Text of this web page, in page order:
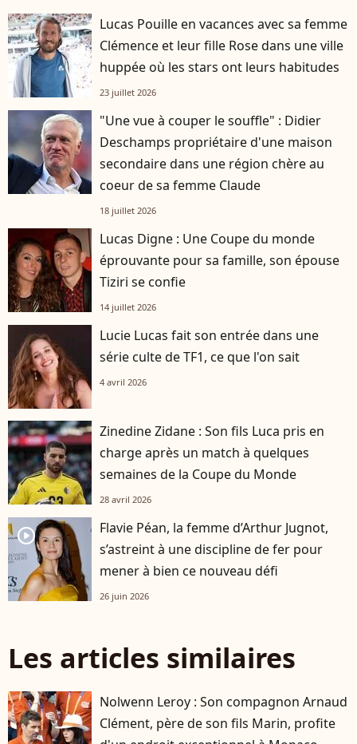
Lucas Pouille en vacances avec sa femme
Clémence et leur fille Rose dans une ville
huppée où les stars ont leurs habitudes
23 juillet 2026
"Une vue à couper le souffle" : Didier
Deschamps propriétaire d'une maison
secondaire dans une région chère au
coeur de sa femme Claude
18 juillet 2026
Lucas Digne : Une Coupe du monde
éprouvante pour sa famille, son épouse
Tiziri se confie
14 juillet 2026
Lucie Lucas fait son entrée dans une
série culte de TF1, ce que l'on sait
4 avril 2026
Zinedine Zidane : Son fils Luca pris en
charge après un match à quelques
semaines de la Coupe du Monde
28 avril 2026
player2
Flavie Péan, la femme d’Arthur Jugnot,
s’astreint à une discipline de fer pour
mener à bien ce nouveau défi
26 juin 2026
Les articles similaires
Nolwenn Leroy : Son compagnon Arnaud
Clément, père de son fils Marin, profite